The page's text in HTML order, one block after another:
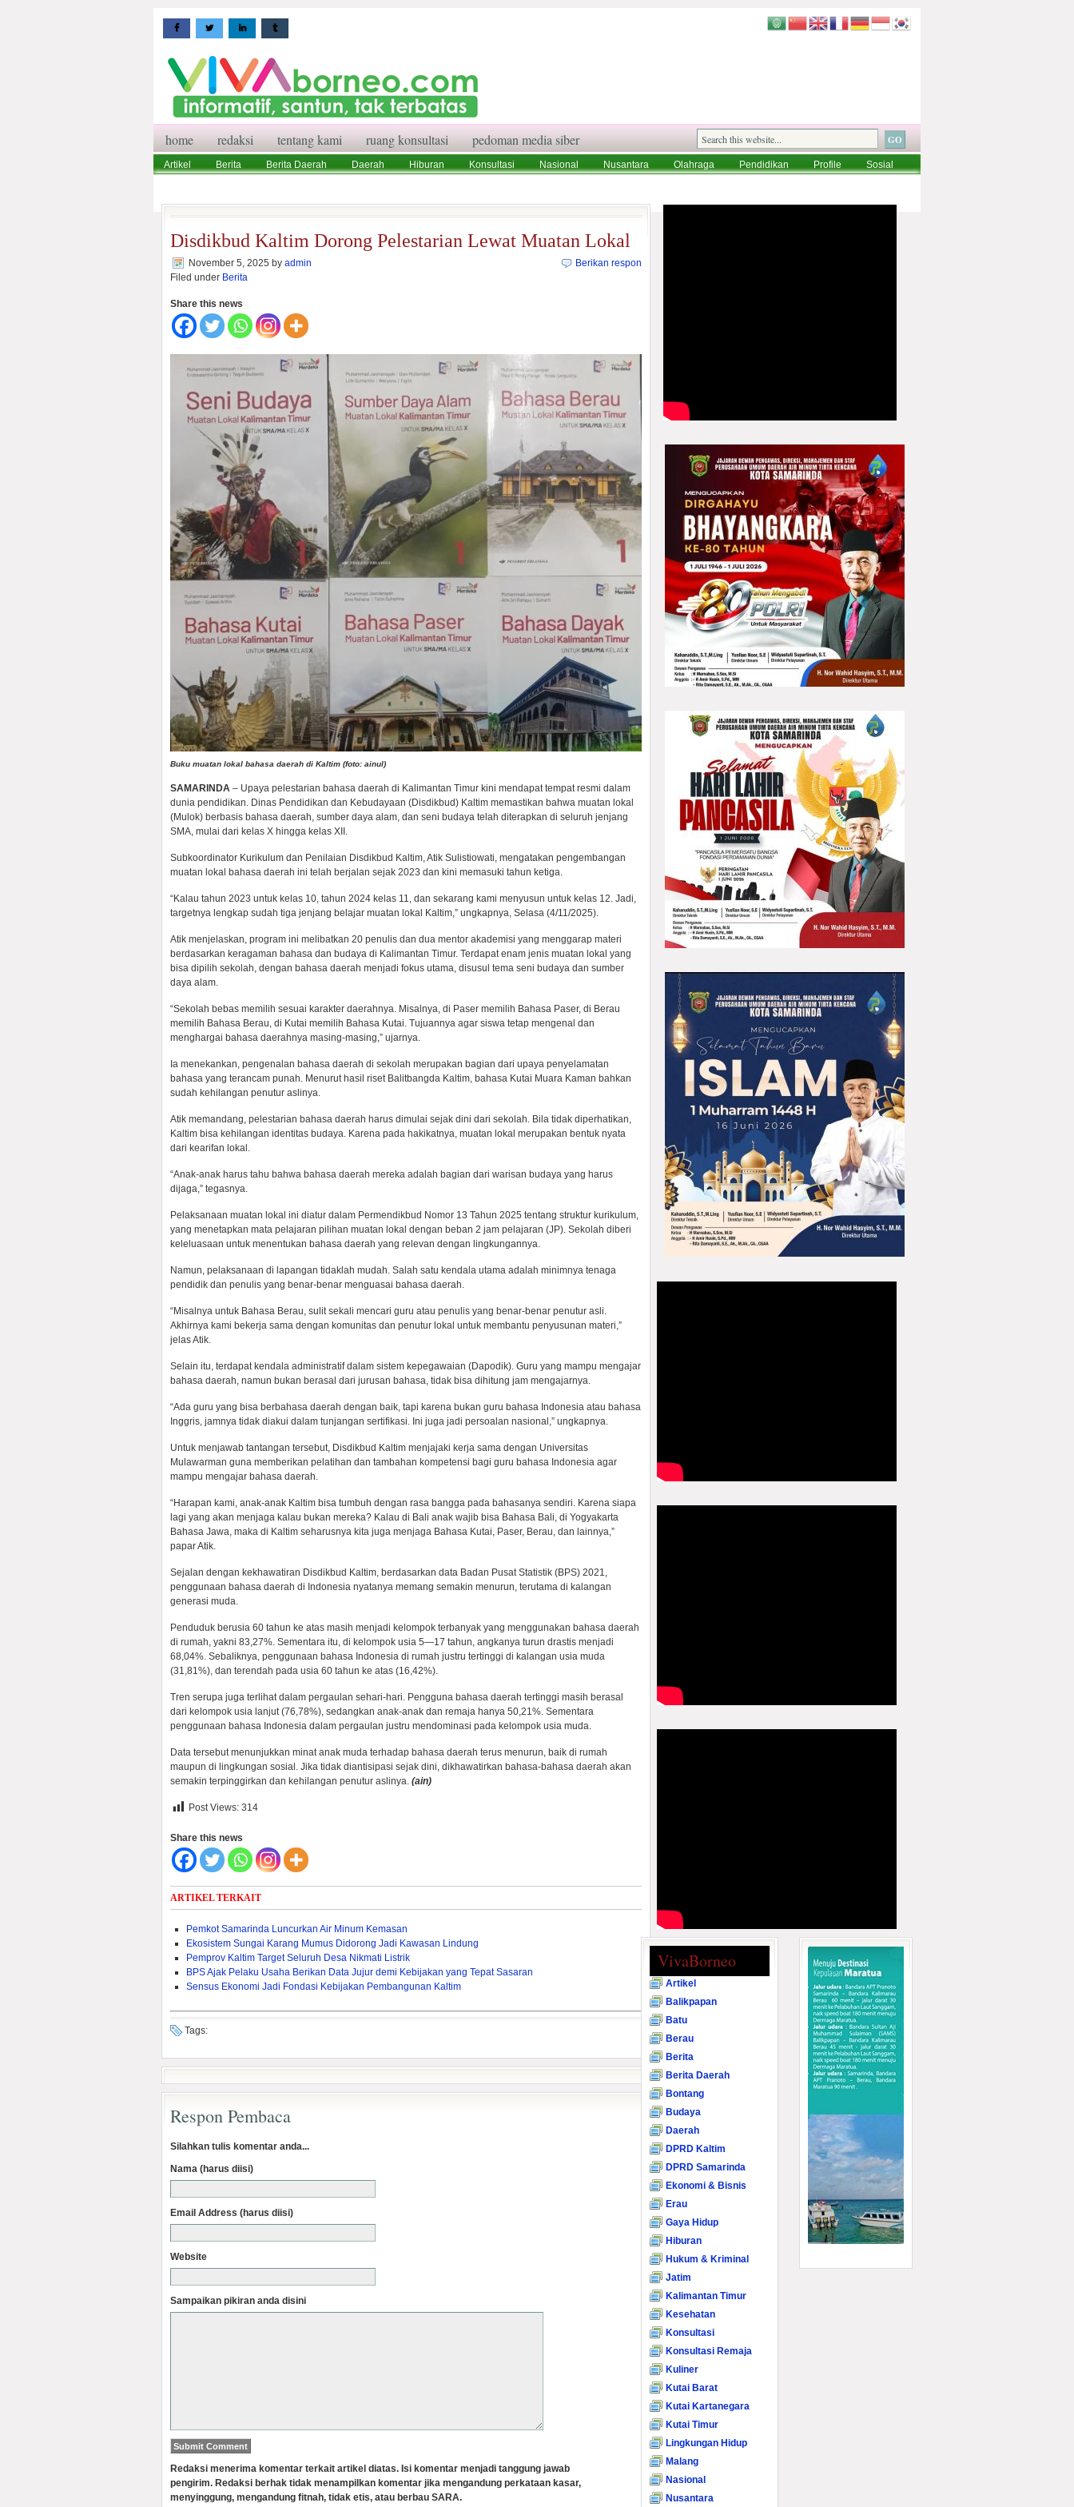
home redaksi tentang kami ruang konsultasi pedoman media siber
Artikel Berita Berita Daerah Daerah Hiburan Konsultasi Nasional Nusantara Olahraga Pendidikan Profile
Sosial
Disdikbud Kaltim Dorong Pelestarian Lewat Muatan Lokal
November 5, 2025 by admin
Filed under Berita
Berikan respon
Share this news
Buku muatan lokal bahasa daerah di Kaltim (foto: ainul)
SAMARINDA – Upaya pelestarian bahasa daerah di Kalimantan Timur kini mendapat tempat resmi dalam
dunia pendidikan. Dinas Pendidikan dan Kebudayaan (Disdikbud) Kaltim memastikan bahwa muatan lokal
(Mulok) berbasis bahasa daerah, sumber daya alam, dan seni budaya telah diterapkan di seluruh jenjang
SMA, mulai dari kelas X hingga kelas XII.
Subkoordinator Kurikulum dan Penilaian Disdikbud Kaltim, Atik Sulistiowati, mengatakan pengembangan
muatan lokal bahasa daerah ini telah berjalan sejak 2023 dan kini memasuki tahun ketiga.
“Kalau tahun 2023 untuk kelas 10, tahun 2024 kelas 11, dan sekarang kami menyusun untuk kelas 12. Jadi,
targetnya lengkap sudah tiga jenjang belajar muatan lokal Kaltim,” ungkapnya, Selasa (4/11/2025).
Atik menjelaskan, program ini melibatkan 20 penulis dan dua mentor akademisi yang menggarap materi
berdasarkan keragaman bahasa dan budaya di Kalimantan Timur. Terdapat enam jenis muatan lokal yang
bisa dipilih sekolah, dengan bahasa daerah menjadi fokus utama, disusul tema seni budaya dan sumber
daya alam.
“Sekolah bebas memilih sesuai karakter daerahnya. Misalnya, di Paser memilih Bahasa Paser, di Berau
memilih Bahasa Berau, di Kutai memilih Bahasa Kutai. Tujuannya agar siswa tetap mengenal dan
menghargai bahasa daerahnya masing-masing,” ujarnya.
Ia menekankan, pengenalan bahasa daerah di sekolah merupakan bagian dari upaya penyelamatan
bahasa yang terancam punah. Menurut hasil riset Balitbangda Kaltim, bahasa Kutai Muara Kaman bahkan
sudah kehilangan penutur aslinya.
Atik memandang, pelestarian bahasa daerah harus dimulai sejak dini dari sekolah. Bila tidak diperhatikan,
Kaltim bisa kehilangan identitas budaya. Karena pada hakikatnya, muatan lokal merupakan bentuk nyata
dari kearifan lokal.
“Anak-anak harus tahu bahwa bahasa daerah mereka adalah bagian dari warisan budaya yang harus
dijaga,” tegasnya.
Pelaksanaan muatan lokal ini diatur dalam Permendikbud Nomor 13 Tahun 2025 tentang struktur kurikulum,
yang menetapkan mata pelajaran pilihan muatan lokal dengan beban 2 jam pelajaran (JP). Sekolah diberi
keleluasaan untuk menentukan bahasa daerah yang relevan dengan lingkungannya.
Namun, pelaksanaan di lapangan tidaklah mudah. Salah satu kendala utama adalah minimnya tenaga
pendidik dan penulis yang benar-benar menguasai bahasa daerah.
“Misalnya untuk Bahasa Berau, sulit sekali mencari guru atau penulis yang benar-benar penutur asli.
Akhirnya kami bekerja sama dengan komunitas dan penutur lokal untuk membantu penyusunan materi,”
jelas Atik.
Selain itu, terdapat kendala administratif dalam sistem kepegawaian (Dapodik). Guru yang mampu mengajar
bahasa daerah, namun bukan berasal dari jurusan bahasa, tidak bisa dihitung jam mengajarnya.
“Ada guru yang bisa berbahasa daerah dengan baik, tapi karena bukan guru bahasa Indonesia atau bahasa
Inggris, jamnya tidak diakui dalam tunjangan sertifikasi. Ini juga jadi persoalan nasional,” ungkapnya.
Untuk menjawab tantangan tersebut, Disdikbud Kaltim menjajaki kerja sama dengan Universitas
Mulawarman guna memberikan pelatihan dan tambahan kompetensi bagi guru bahasa Indonesia agar
mampu mengajar bahasa daerah.
“Harapan kami, anak-anak Kaltim bisa tumbuh dengan rasa bangga pada bahasanya sendiri. Karena siapa
lagi yang akan menjaga kalau bukan mereka? Kalau di Bali anak wajib bisa Bahasa Bali, di Yogyakarta
Bahasa Jawa, maka di Kaltim seharusnya kita juga menjaga Bahasa Kutai, Paser, Berau, dan lainnya,”
papar Atik.
Sejalan dengan kekhawatiran Disdikbud Kaltim, berdasarkan data Badan Pusat Statistik (BPS) 2021,
penggunaan bahasa daerah di Indonesia nyatanya memang semakin menurun, terutama di kalangan
generasi muda.
Penduduk berusia 60 tahun ke atas masih menjadi kelompok terbanyak yang menggunakan bahasa daerah
di rumah, yakni 83,27%. Sementara itu, di kelompok usia 5—17 tahun, angkanya turun drastis menjadi
68,04%. Sebaliknya, penggunaan bahasa Indonesia di rumah justru tertinggi di kalangan usia muda
(31,81%), dan terendah pada usia 60 tahun ke atas (16,42%).
Tren serupa juga terlihat dalam pergaulan sehari-hari. Pengguna bahasa daerah tertinggi masih berasal
dari kelompok usia lanjut (76,78%), sedangkan anak-anak dan remaja hanya 50,21%. Sementara
penggunaan bahasa Indonesia dalam pergaulan justru mendominasi pada kelompok usia muda.
Data tersebut menunjukkan minat anak muda terhadap bahasa daerah terus menurun, baik di rumah
maupun di lingkungan sosial. Jika tidak diantisipasi sejak dini, dikhawatirkan bahasa-bahasa daerah akan
semakin terpinggirkan dan kehilangan penutur aslinya. (ain)
Post Views: 314
Share this news
ARTIKEL TERKAIT
Pemkot Samarinda Luncurkan Air Minum Kemasan
Ekosistem Sungai Karang Mumus Didorong Jadi Kawasan Lindung
Pemprov Kaltim Target Seluruh Desa Nikmati Listrik
BPS Ajak Pelaku Usaha Berikan Data Jujur demi Kebijakan yang Tepat Sasaran
Sensus Ekonomi Jadi Fondasi Kebijakan Pembangunan Kaltim
Tags:
Respon Pembaca
Silahkan tulis komentar anda...
Nama (harus diisi)
Email Address (harus diisi)
Website
Sampaikan pikiran anda disini
Redaksi menerima komentar terkait artikel diatas. Isi komentar menjadi tanggung jawab
pengirim. Redaksi berhak tidak menampilkan komentar jika mengandung perkataan kasar,
menyinggung, mengandung fitnah, tidak etis, atau berbau SARA.
VivaBorneo
Artikel
Balikpapan
Batu
Berau
Berita
Berita Daerah
Bontang
Budaya
Daerah
DPRD Kaltim
DPRD Samarinda
Ekonomi & Bisnis
Erau
Gaya Hidup
Hiburan
Hukum & Kriminal
Jatim
Kalimantan Timur
Kesehatan
Konsultasi
Konsultasi Remaja
Kuliner
Kutai Barat
Kutai Kartanegara
Kutai Timur
Lingkungan Hidup
Malang
Nasional
Nusantara